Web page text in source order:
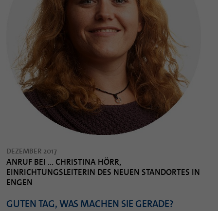
DEZEMBER 2017
ANRUF BEI ... CHRISTINA HÖRR,
EINRICHTUNGSLEITERIN DES NEUEN STANDORTES IN
ENGEN
GUTEN TAG, WAS MACHEN SIE GERADE?